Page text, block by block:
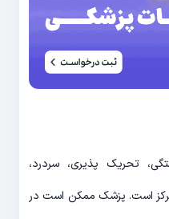
تحریک پذیری، سردرد،
است. پزشک ممکن است در